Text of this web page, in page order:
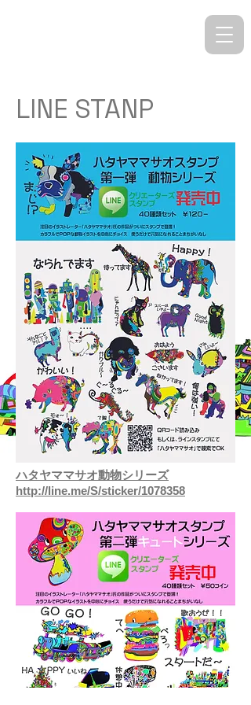
LINE STANP
ハタヤママサオ動物シリーズ
http://line.me/S/sticker/1078358